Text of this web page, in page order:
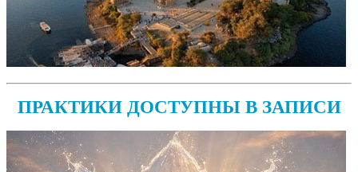
ПРАКТИКИ ДОСТУПНЫ В ЗАПИСИ